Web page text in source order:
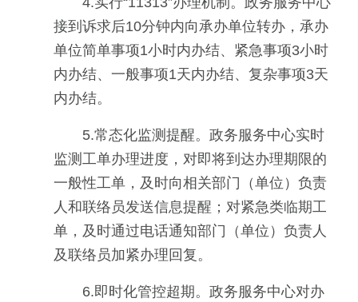
接到诉求后10分钟内向承办单位转办，承办
单位简单事项1小时内办结、紧急事项3小时
内办结、一般事项1天内办结、复杂事项3天
内办结。
5.常态化监测提醒。政务服务中心实时
监测工单办理进度，对即将到达办理期限的
一般性工单，及时向相关部门（单位）负责
人和联络员发送信息提醒；对紧急类临期工
单，及时通过电话通知部门（单位）负责人
及联络员加紧办理回复。
6.即时化管控超期。政务服务中心对办